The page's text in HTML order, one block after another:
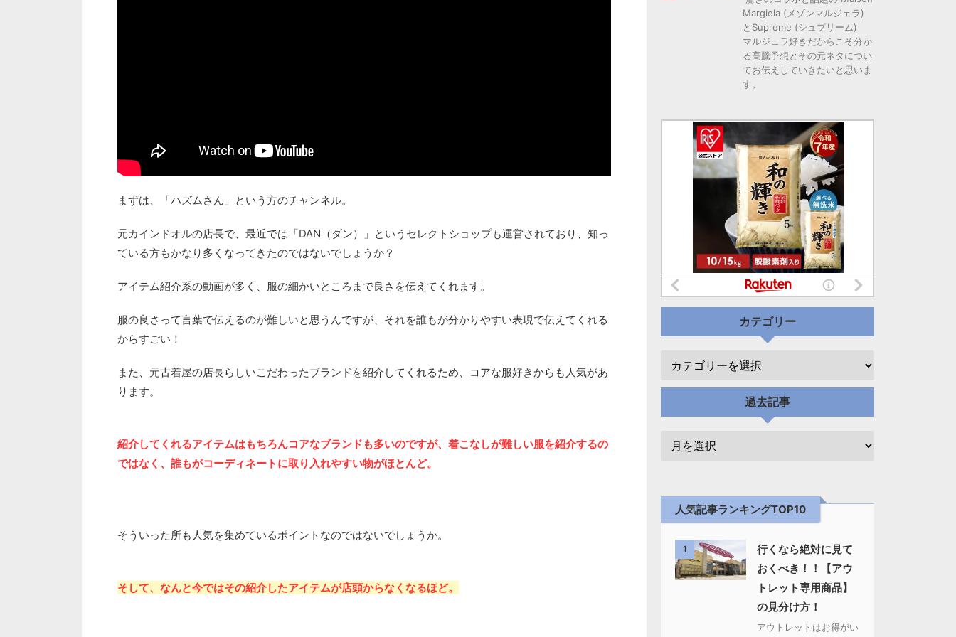
まずは、「ハズムさん」という方のチャンネル。
元カインドオルの店長で、最近では「DAN（ダン）」というセレクトショップも運営されており、知っ
ている方もかなり多くなってきたのではないでしょうか？
アイテム紹介系の動画が多く、服の細かいところまで良さを伝えてくれます。
服の良さって言葉で伝えるのが難しいと思うんですが、それを誰もが分かりやすい表現で伝えてくれる
からすごい！
また、元古着屋の店長らしいこだわったブランドを紹介してくれるため、コアな服好きからも人気があ
ります。
紹介してくれるアイテムはもちろんコアなブランドも多いのですが、着こなしが難しい服を紹介するの
ではなく、誰もがコーディネートに取り入れやすい物がほとんど。
そういった所も人気を集めているポイントなのではないでしょうか。
そして、なんと今ではその紹介したアイテムが店頭からなくなるほど。
Margiela (メゾンマルジェラ)
とSupreme (シュプリーム)
マルジェラ好きだからこそ分か
る高騰予想とその元ネタについ
てお伝えしていきたいと思いま
す。
カテゴリー
過去記事
人気記事ランキングTOP10
1
行くなら絶対に見て
おくべき！！【アウ
トレット専用商品】
の見分け方！
アウトレットはお得がい